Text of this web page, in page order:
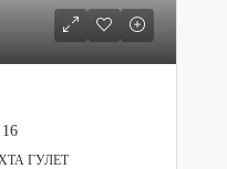
16
ГУЛЕТ